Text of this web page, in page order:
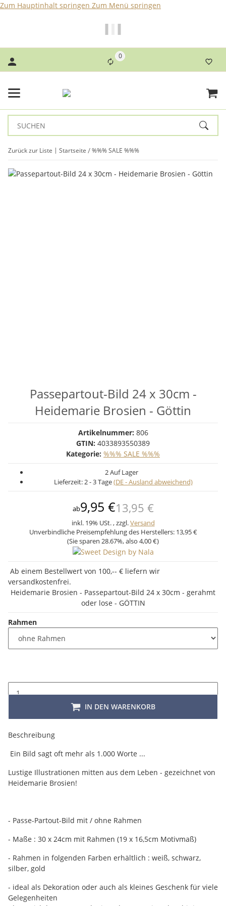
Zum Hauptinhalt springen Zum Menü springen
0
Zurück zur Liste Startseite %%% SALE %%%
Passepartout-Bild 24 x 30cm -
Heidemarie Brosien - Göttin
Artikelnummer: 806
GTIN: 4033893550389
Kategorie: %%% SALE %%%
2 Auf Lager
Lieferzeit:2 - 3 Tage(DE - Ausland abweichend)
ab9,95 €13,95 €
inkl. 19% USt. , zzgl.Versand
Unverbindliche Preisempfehlung des Herstellers: 13,95 €
(Sie sparen 28.67%, also 4,00 €)
Ab einem Bestellwert von 100,-- € liefern wir
versandkostenfrei.
Heidemarie Brosien - Passepartout-Bild 24 x 30cm - gerahmt
oder lose - GÖTTIN
Rahmen
IN DEN WARENKORB
Beschreibung
Ein Bild sagt oft mehr als 1.000 Worte ...
Lustige Illustrationen mitten aus dem Leben - gezeichnet von
Heidemarie Brosien!
- Passe-Partout-Bild mit / ohne Rahmen
- Maße : 30 x 24cm mit Rahmen (19 x 16,5cm Motivmaß)
- Rahmen in folgenden Farben erhältlich : weiß, schwarz,
silber, gold
- ideal als Dekoration oder auch als kleines Geschenk für viele
Gelegenheiten